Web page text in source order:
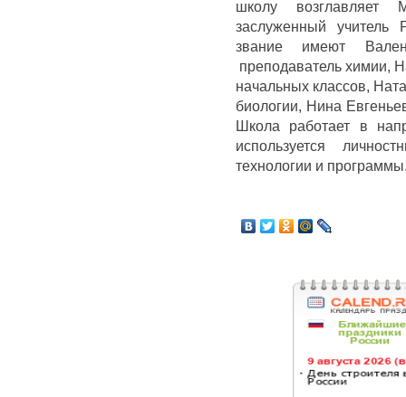
школу
заслуженный
звание имеют
преподаватель химии,
начальных классов,
биологии, Нина
Школа работает в
используется
технологии и